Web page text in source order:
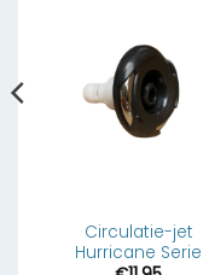
Circulatie-jet
Hurricane Serie